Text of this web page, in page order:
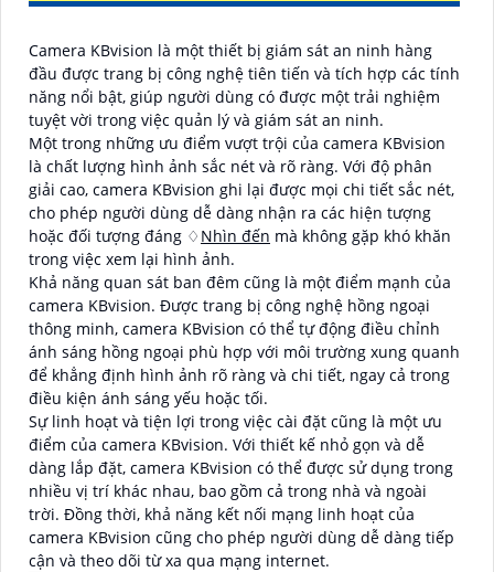
Camera KBvision là một thiết bị giám sát an ninh hàng
đầu được trang bị công nghệ tiên tiến và tích hợp các tính
năng nổi bật, giúp người dùng có được một trải nghiệm
tuyệt vời trong việc quản lý và giám sát an ninh.
Một trong những ưu điểm vượt trội của camera KBvision
là chất lượng hình ảnh sắc nét và rõ ràng. Với độ phân
giải cao, camera KBvision ghi lại được mọi chi tiết sắc nét,
cho phép người dùng dễ dàng nhận ra các hiện tượng
hoặc đối tượng đáng ♢ Nhìn đến mà không gặp khó khăn
trong việc xem lại hình ảnh.
Khả năng quan sát ban đêm cũng là một điểm mạnh của
camera KBvision. Được trang bị công nghệ hồng ngoại
thông minh, camera KBvision có thể tự động điều chỉnh
ánh sáng hồng ngoại phù hợp với môi trường xung quanh
để khẳng định hình ảnh rõ ràng và chi tiết, ngay cả trong
điều kiện ánh sáng yếu hoặc tối.
Sự linh hoạt và tiện lợi trong việc cài đặt cũng là một ưu
điểm của camera KBvision. Với thiết kế nhỏ gọn và dễ
dàng lắp đặt, camera KBvision có thể được sử dụng trong
nhiều vị trí khác nhau, bao gồm cả trong nhà và ngoài
trời. Đồng thời, khả năng kết nối mạng linh hoạt của
camera KBvision cũng cho phép người dùng dễ dàng tiếp
cận và theo dõi từ xa qua mạng internet.